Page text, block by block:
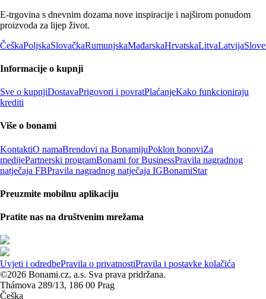
E-trgovina s dnevnim dozama nove inspiracije i najširom ponudom
proizvoda za lijep život.
ČeškaPoljskaSlovačkaRumunjskaMađarskaHrvatskaLitvaLatvija
Informacije o kupnji
Sve o kupnjiDostavaPrigovori i povratPlaćanjeKako funkcioniraju
krediti
Više o bonami
KontaktiO namaBrendovi na BonamijuPoklon bonoviZa
medijePartnerski programBonami for BusinessPravila nagradnog
natječaja FBPravila nagradnog natječaja IGBonamiStar
Preuzmite mobilnu aplikaciju
Pratite nas na društvenim mrežama
Uvjeti i odredbePravila o privatnostiPravila i postavke kolačića
©2026 Bonami.cz, a.s. Sva prava pridržana.
Thámova 289/13, 186 00 Prag
Češka